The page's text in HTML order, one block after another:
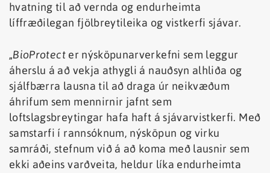
hvatning til að vernda og endurheimta
líffræðilegan fjölbreytileika og vistkerfi sjávar.
„BioProtecter nýsköpunarverkefni sem leggur
áherslu á að vekja athygli á nauðsyn alhliða og
sjálfbærra lausna til að draga úr neikvæðum
áhrifum sem mennirnir jafnt sem
loftslagsbreytingar hafa haft á sjávarvistkerfi. Með
samstarfi í rannsóknum, nýsköpun og virku
samráði, stefnum við á að koma með lausnir sem
ekki aðeins varðveita, heldur líka endurheimta